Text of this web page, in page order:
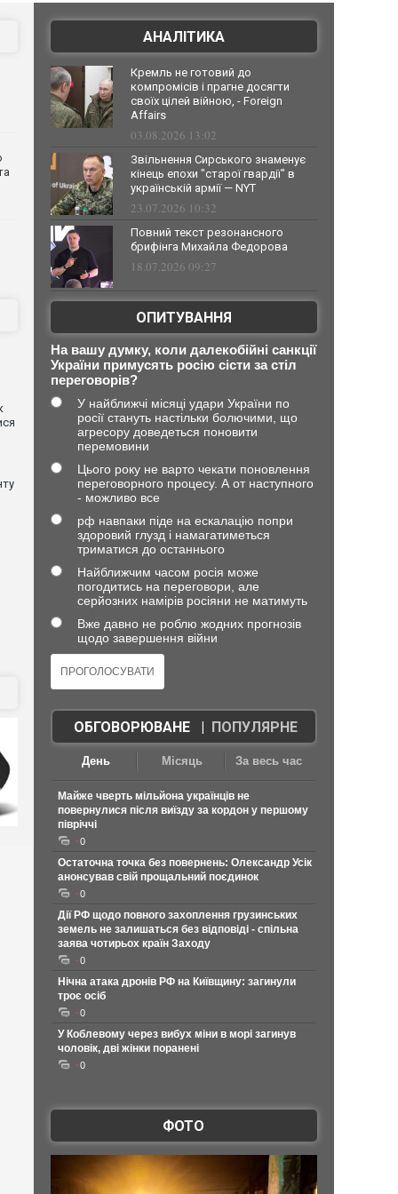
АНАЛІТИКА
Кремль не готовий до
компромісів і прагне досягти
своїх цілей війною, - Foreign
Affairs
03.08.2026 13:02
Звільнення Сирського знаменує
кінець епохи "старої гвардії" в
українській армії — NYT
23.07.2026 10:32
Повний текст резонансного
брифінга Михайла Федорова
18.07.2026 09:27
ОПИТУВАННЯ
На вашу думку, коли далекобійні санкції
України примусять росію сісти за стіл
переговорів?
У найближчі місяці удари України по
росії стануть настільки болючими, що
агресору доведеться поновити
перемовини
Цього року не варто чекати поновлення
переговорного процесу. А от наступного
- можливо все
рф навпаки піде на ескалацію попри
здоровий глузд і намагатиметься
триматися до останнього
Найближчим часом росія може
погодитись на переговори, але
серйозних намірів росіяни не матимуть
Вже давно не роблю жодних прогнозів
щодо завершення війни
ОБГОВОРЮВАНЕ| ПОПУЛЯРНЕ
День Місяць За весь час
Майже чверть мільйона українців не
повернулися після виїзду за кордон у першому
півріччі
0
Остаточна точка без повернень: Олександр Усік
анонсував свій прощальний поєдинок
0
Дії РФ щодо повного захоплення грузинських
земель не залишаться без відповіді - спільна
заява чотирьох країн Заходу
0
Нічна атака дронів РФ на Київщину: загинули
троє осіб
0
У Коблевому через вибух міни в морі загинув
чоловік, дві жінки поранені
0
ФОТО